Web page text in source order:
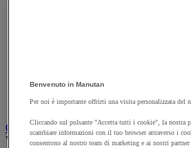
Carrello pieghevole
Carrello specifico
Carrello a ripiani e rimorchio industriale
Vedi tutte le categorie
Benvenuto in Manutan
Per noi è importante offrirti una visita personalizzata del
Cliccando sul pulsante "Accetta tutti i cookie", la nostra
scambiare informazioni con il tuo browser attraverso i
consentono al nostro team di marketing e ai nostri